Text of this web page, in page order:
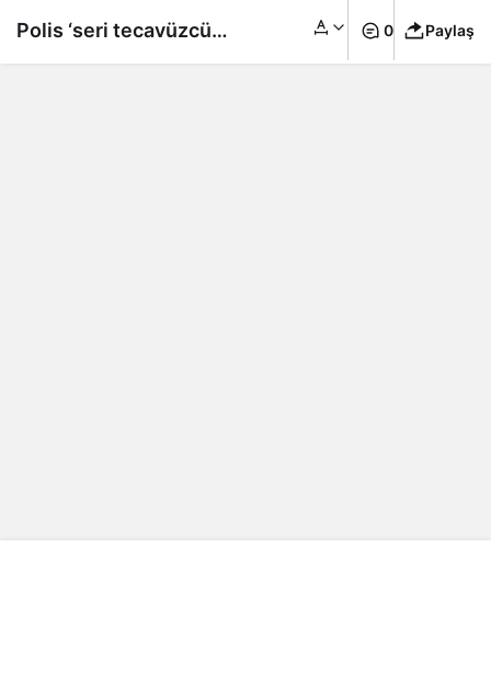
Polis ‘seri tecavüzcü’ 0 Paylaş